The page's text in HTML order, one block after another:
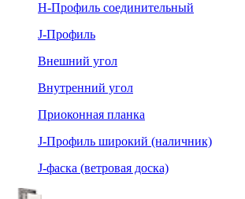
Н-Профиль соединительный
J-Профиль
Внешний угол
Внутренний угол
Приоконная планка
J-Профиль широкий (наличник)
J-фаска (ветровая доска)